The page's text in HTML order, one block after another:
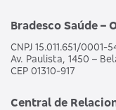
Bradesco Saúde –
CNPJ 15.011.651/0001-
Av. Paulista, 1450 –
CEP 01310-917
Central de